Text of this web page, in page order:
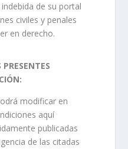
de su portal
civiles y penales
en derecho.
modificar en
aquí
publicadas
de las citadas